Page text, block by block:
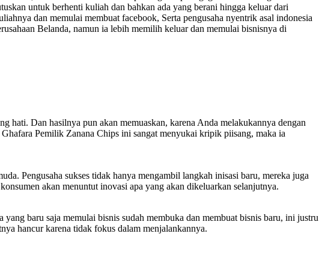
untuk berhenti kuliah dan bahkan ada yang berani hingga keluar dari
dan memulai membuat facebook, Serta pengusaha nyentrik asal indonesia
Belanda, namun ia lebih memilih keluar dan memulai bisnisnya di
hati. Dan hasilnya pun akan memuaskan, karena Anda melakukannya dengan
Pemilik Zanana Chips ini sangat menyukai kripik piisang, maka ia
Pengusaha sukses tidak hanya mengambil langkah inisasi baru, mereka juga
akan menuntut inovasi apa yang akan dikeluarkan selanjutnya.
baru saja memulai bisnis sudah membuka dan membuat bisnis baru, ini justru
hancur karena tidak fokus dalam menjalankannya.